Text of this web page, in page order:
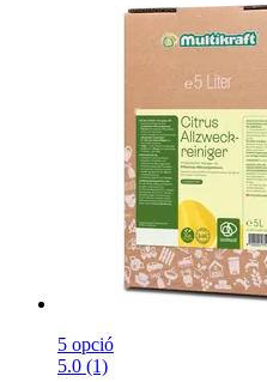
5 opció
5.0 (1)